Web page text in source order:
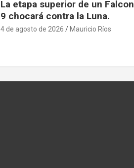
La etapa superior de un Falcon
9 chocará contra la Luna.
4 de agosto de 2026 Mauricio Ríos